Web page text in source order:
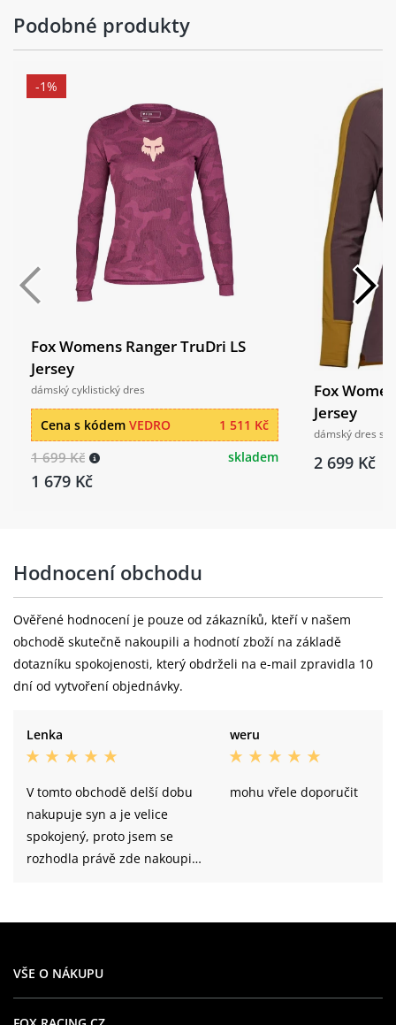
Podobné produkty
-1%
Fox Womens Ranger TruDri LS
Jersey
dámský cyklistický dres
1 511 Kč
Cena s kódem VEDRO
1 699 Kč
1 679 Kč
skladem
Fox
Jersey
dámský dres s
2 699 Kč
Hodnocení obchodu
Ověřené hodnocení je pouze od zákazníků, kteří v našem
obchodě skutečně nakoupili a hodnotí zboží na základě
dotazníku spokojenosti, který obdrželi na e-mail zpravidla 10
dní od vytvoření objednávky.
Lenka
V tomto obchodě delší dobu
nakupuje syn a je velice
spokojený, proto jsem se
rozhodla právě zde nakoupit
Jsem velice spokojená
weru
mohu vřele doporučit
VŠE O NÁKUPU